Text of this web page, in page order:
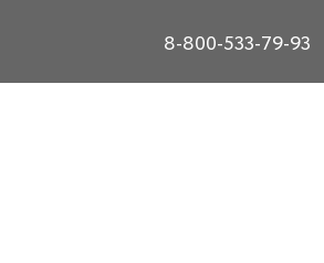
8-800-533-79-93